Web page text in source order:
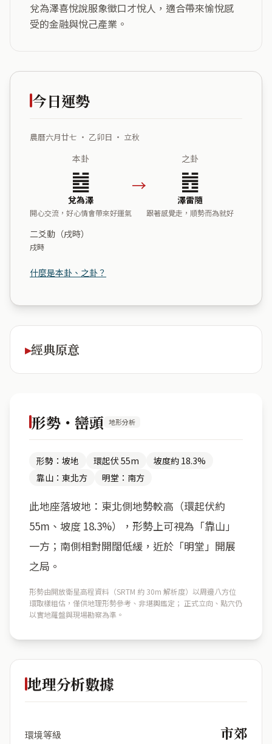
兌為澤喜悅說服象徵口才悅人，適合帶來愉悅感
受的金融與悅己產業。
今日運勢
農曆六月廿七 ・ 乙卯日 ・ 立秋
本卦
䷹
兌為澤
開心交流，好心情會帶來好運氣
→
之卦
䷐
澤雷隨
跟著感覺走，順勢而為就好
二爻動（戌時）
戌時
什麼是本卦、之卦？
經典原意
形勢・巒頭 地形分析
形勢：坡地 環起伏 55m
坡度約 18.3%
靠山：東北方
明堂：南方
此地座落坡地：東北側地勢較高（環起伏約
55m、坡度 18.3%），形勢上可視為「靠山」
一方；南側相對開闊低緩，近於「明堂」開展
之局。
形勢由開放衛星高程資料（SRTM 約 30m 解析度）以周邊八方位
環取樣粗估，僅供地理形勢參考、非堪輿鑑定； 正式立向、點穴仍
以實地羅盤與現場勘察為準。
地理分析數據
環境等級 市郊